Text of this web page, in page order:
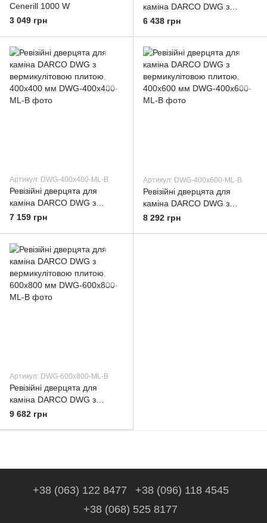
Cenerill 1000 W
3 049 грн
каміна DARCO DWG з
вермикулітовою плитою,
6 438 грн
Артикул: DWG-400x400-ML-B
Ревізійні дверцята для
каміна DARCO DWG з
вермикулітовою плитою,
7 159 грн
Артикул: DWG-400x600-ML-B
Ревізійні дверцята для
каміна DARCO DWG з
вермикулітовою плитою,
8 292 грн
Артикул: DWG-600x800-ML-B
Ревізійні дверцята для
каміна DARCO DWG з
вермикулітовою плитою,
9 682 грн
+38 (063) 122 8477
+38 (096) 118 4545
+38 (068) 525 8177